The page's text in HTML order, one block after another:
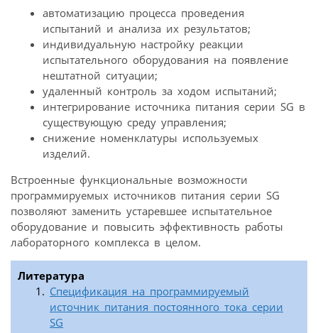
автоматизацию процесса проведения
испытаний и анализа их результатов;
индивидуальную настройку реакции
испытательного оборудования на появление
нештатной ситуации;
удаленный контроль за ходом испытаний;
интегрирование источника питания серии SG в
существующую среду управления;
снижение номенклатуры используемых
изделий.
Встроенные функциональные возможности
программируемых источников питания серии SG
позволяют заменить устаревшее испытательное
оборудование и повысить эффективность работы
лабораторного комплекса в целом.
Литература
Спецификация на программируемый
источник питания постоянного тока серии
SG